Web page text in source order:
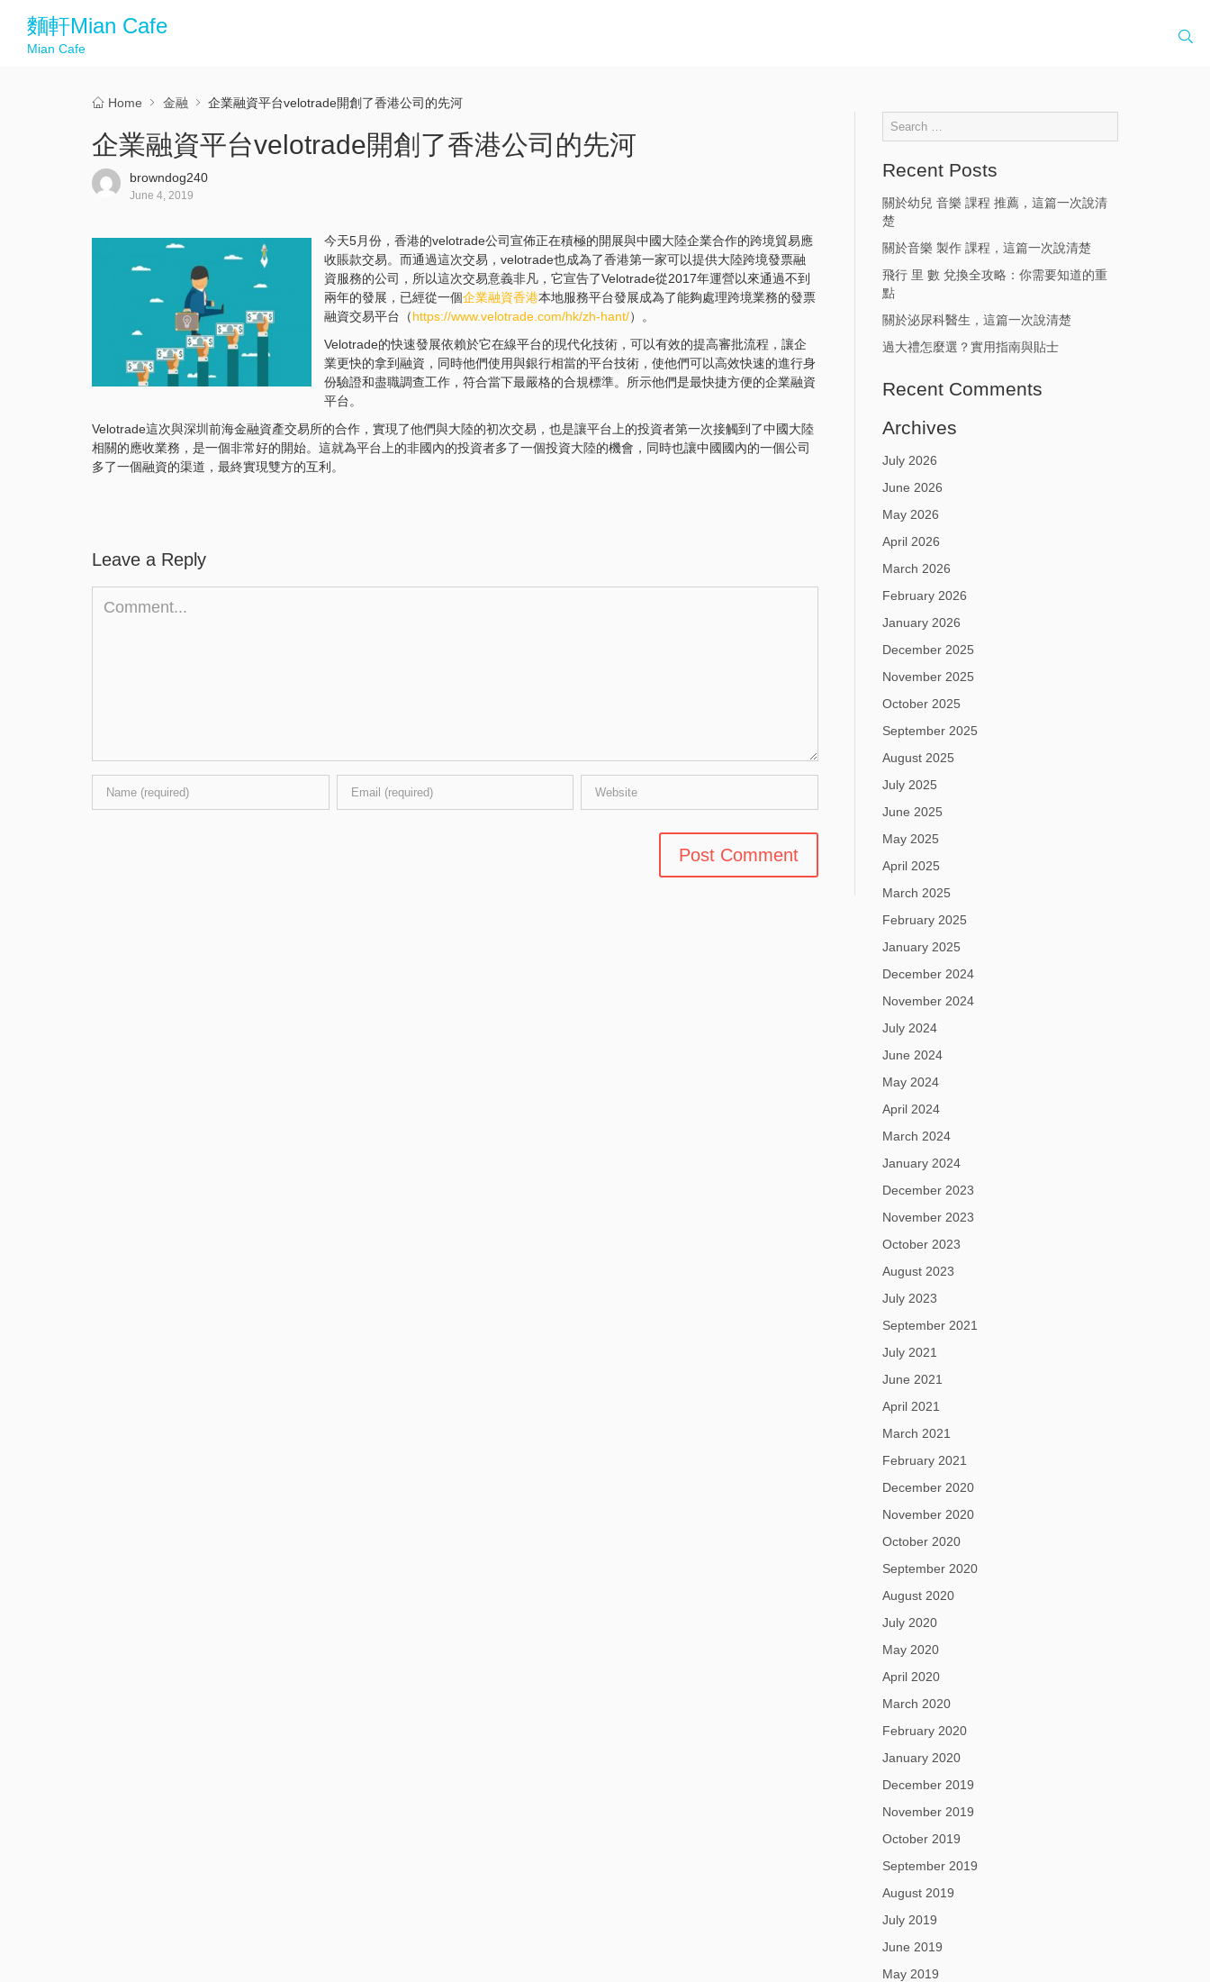
麵軒Mian Cafe
Mian Cafe
Home 金融 企業融資平台velotrade開創了香港公司的先河
企業融資平台velotrade開創了香港公司的先河
browndog240
June 4, 2019
今天5月份，香港的velotrade公司宣佈正在積極的開展與中國大陸企業合作的跨境貿易應
收賬款交易。而通過這次交易，velotrade也成為了香港第一家可以提供大陸跨境發票融
資服務的公司，所以這次交易意義非凡，它宣告了Velotrade從2017年運營以來通過不到
兩年的發展，已經從一個企業融資香港本地服務平台發展成為了能夠處理跨境業務的發票
融資交易平台（https://www.velotrade.com/hk/zh-hant/）。
Velotrade的快速發展依賴於它在線平台的現代化技術，可以有效的提高審批流程，讓企
業更快的拿到融資，同時他們使用與銀行相當的平台技術，使他們可以高效快速的進行身
份驗證和盡職調查工作，符合當下最嚴格的合規標準。所示他們是最快捷方便的企業融資
平台。
Velotrade這次與深圳前海金融資產交易所的合作，實現了他們與大陸的初次交易，也是讓平台上的投資者第一次接觸到了中國大陸
相關的應收業務，是一個非常好的開始。這就為平台上的非國內的投資者多了一個投資大陸的機會，同時也讓中國國內的一個公司
多了一個融資的渠道，最終實現雙方的互利。
Leave a Reply
Recent Posts
關於幼兒 音樂 課程 推薦，這篇一次說清
楚
關於音樂 製作 課程，這篇一次說清楚
飛行 里 數 兌換全攻略：你需要知道的重
點
關於泌尿科醫生，這篇一次說清楚
過大禮怎麼選？實用指南與貼士
Recent Comments
Archives
July 2026
June 2026
May 2026
April 2026
March 2026
February 2026
January 2026
December 2025
November 2025
October 2025
September 2025
August 2025
July 2025
June 2025
May 2025
April 2025
March 2025
February 2025
January 2025
December 2024
November 2024
July 2024
June 2024
May 2024
April 2024
March 2024
January 2024
December 2023
November 2023
October 2023
August 2023
July 2023
September 2021
July 2021
June 2021
April 2021
March 2021
February 2021
December 2020
November 2020
October 2020
September 2020
August 2020
July 2020
May 2020
April 2020
March 2020
February 2020
January 2020
December 2019
November 2019
October 2019
September 2019
August 2019
July 2019
June 2019
May 2019